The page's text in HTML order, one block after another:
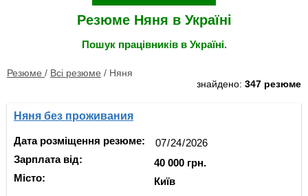
Резюме Няня в Україні
Пошук працівників в Україні.
Резюме / Всі резюме / Няня
знайдено: 347 резюме
Няня без проживания
Дата розміщення резюме:
Зарплата від:
Місто:
40 000 грн.
Київ